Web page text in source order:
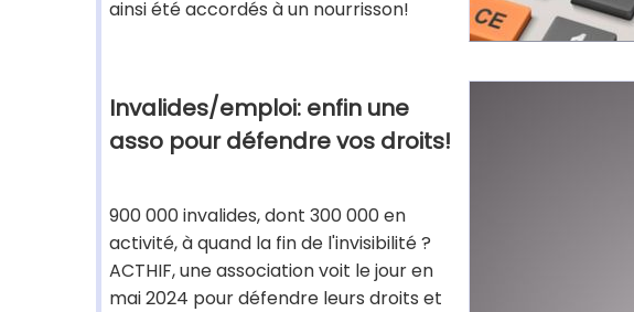
ainsi été accordés à un nourrisson!
Invalides/emploi: enfin une
asso pour défendre vos droits!
900 000 invalides, dont 300 000 en
activité, à quand la fin de l'invisibilité ?
ACTHIF, une association voit le jour en
mai 2024 pour défendre leurs droits et